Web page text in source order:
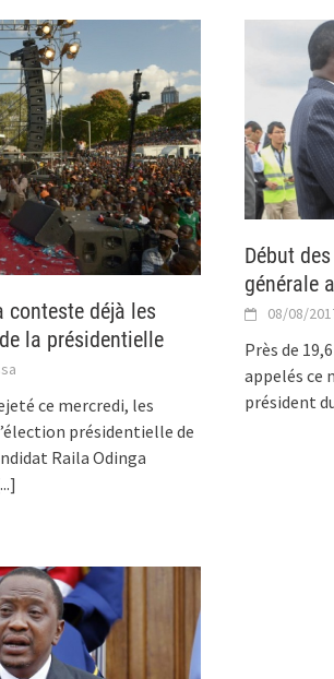
conteste déjà les
la présidentielle
ce mercredi, les
présidentielle de
Raila Odinga
Début
générale
08/08/
Près de
appelés ce
président